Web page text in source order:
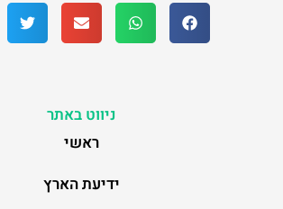
ניווט באתר
ראשי
ידיעת הארץ